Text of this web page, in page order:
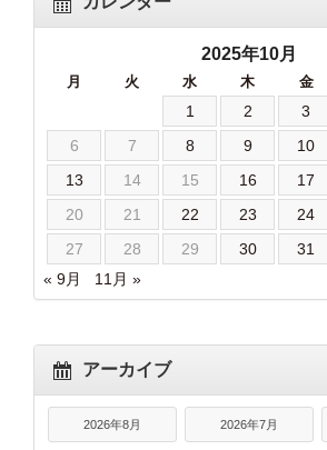
2025年10月
月 火 水 木 金
1 2 3
6
7 8 9 10
13
14 15 16 17
20
21 22 23 24
27
28 29 30
31
« 9月
11月 »
アーカイブ
2026年8月 2026年7月